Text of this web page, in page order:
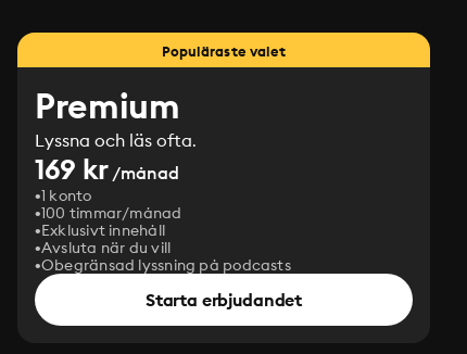
Populäraste valet
Premium
Lyssna och läs ofta.
169 kr/månad
1 konto
100 timmar/månad
Exklusivt innehåll
Avsluta när du vill
Obegränsad lyssning på podcasts
Starta erbjudandet